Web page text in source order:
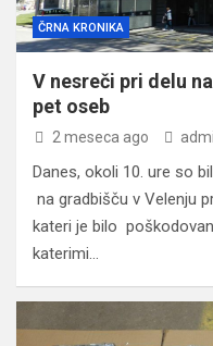
ČRNA KRONIKA
V nesreči pri delu
pet oseb
2 meseca ago
Danes, okoli 10. ure so
na gradbišču v Velenju
kateri je bilo
katerimi…